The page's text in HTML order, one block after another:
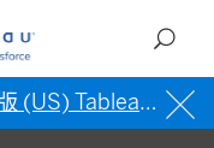
(US) Tableau 說明